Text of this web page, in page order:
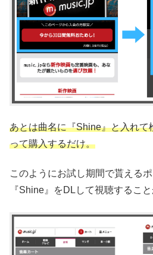
あとは曲名に『Shine』と入れて
って購入するだけ。
このようにお試し期間で貰える
『Shine』をDLして視聴すること